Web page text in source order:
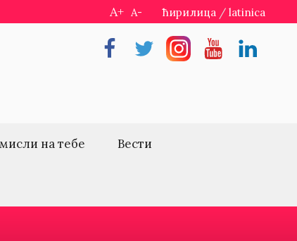
A+ A- ћирилица / latinica
FacebookTwitterInstragramYoutubeLinkedin
на тебе Вести